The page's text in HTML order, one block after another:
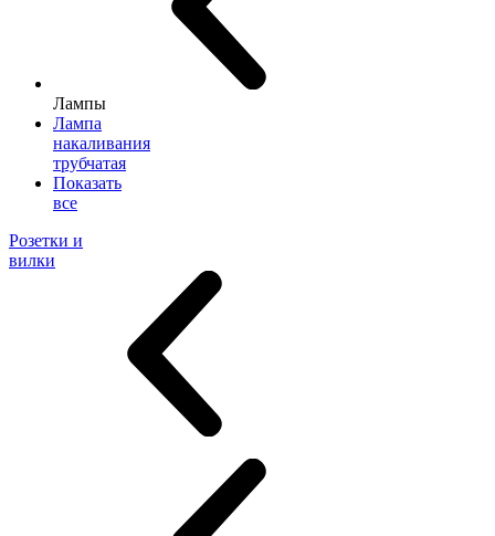
Лампы
Лампа
накаливания
трубчатая
Показать
все
Розетки и
вилки